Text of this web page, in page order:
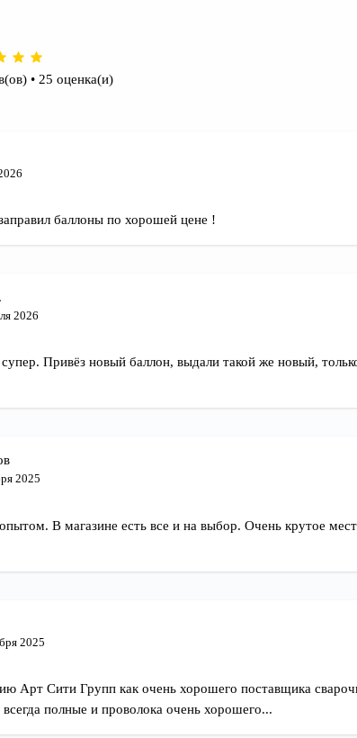
(заправка, обмен, аренда), объём, согласуем
обращения.
без перерывов. Быстрая доставка, честные цены,
• 25 оценка(и)
баллоны по хорошей цене !
2026
Привёз новый баллон, выдали такой же новый,
2025
В магазине есть все и на выбор. Очень крутое
2025
Арт Сити Групп как очень хорошего поставщика
полные и проволока очень хорошего...